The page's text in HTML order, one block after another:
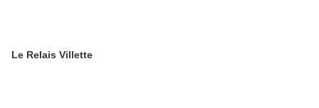
Le Relais Villette